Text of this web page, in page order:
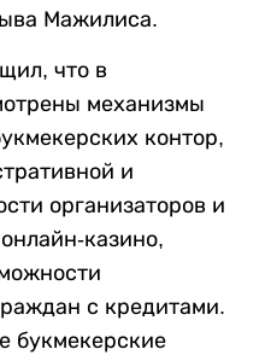
Мажилиса.
что в
механизмы
контор,
и
организаторов и
казино,
с кредитами.
букмекерские